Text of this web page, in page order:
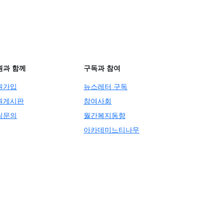
과 함께
가입
게시판
문의
구독과 참여
뉴스레터 구독
참여사회
월간복지동향
아카데미느티나무